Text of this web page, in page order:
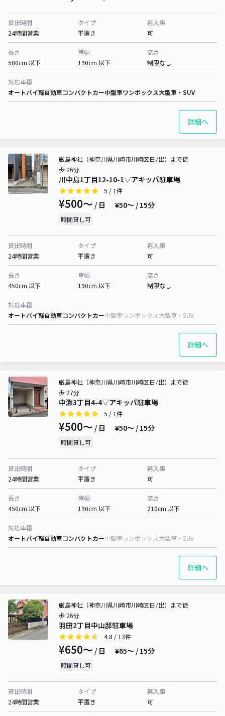
貸出時間
24時間営業
タイプ
平置き
再入庫
可
長さ
500cm 以下
車幅
190cm 以下
高さ
制限なし
対応車種
オートバイ軽自動車コンパクトカー中型車ワンボックス大型車・SUV
詳細へ
川中島1丁目12-10-1▽アキッパ駐車場
厳島神社（神奈川県川崎市川崎区日ﾉ出）まで徒
歩 26分
5 / 1件
¥500〜 / 日 ¥50〜 / 15分
時間貸し可
貸出時間
24時間営業
タイプ
平置き
再入庫
可
長さ
450cm 以下
車幅
190cm 以下
高さ
制限なし
対応車種
オートバイ軽自動車コンパクトカー中型車ワンボックス大型車・SUV
詳細へ
中瀬3丁目4-4▽アキッパ駐車場
厳島神社（神奈川県川崎市川崎区日ﾉ出）まで徒
歩 27分
5 / 1件
¥500〜 / 日 ¥50〜 / 15分
時間貸し可
貸出時間
24時間営業
タイプ
平置き
再入庫
可
長さ
450cm 以下
車幅
190cm 以下
高さ
210cm 以下
対応車種
オートバイ軽自動車コンパクトカー中型車ワンボックス大型車・SUV
詳細へ
羽田2丁目中山邸駐車場
厳島神社（神奈川県川崎市川崎区日ﾉ出）まで徒
歩 26分
4.8 / 13件
¥650〜 / 日 ¥65〜 / 15分
時間貸し可
貸出時間
24時間営業
タイプ
平置き
再入庫
可